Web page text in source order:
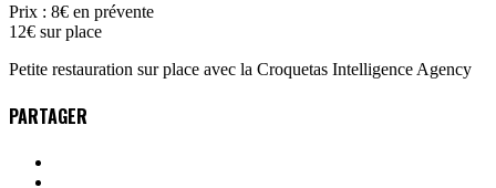
Prix : 8€ en prévente
12€ sur place
Petite restauration sur place avec la Croquetas Intelligence Agency
PARTAGER